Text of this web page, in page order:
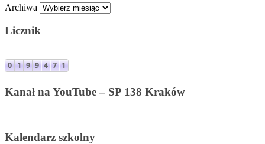
Archiwa
Licznik
Kanał na YouTube – SP 138 Kraków
Kalendarz szkolny